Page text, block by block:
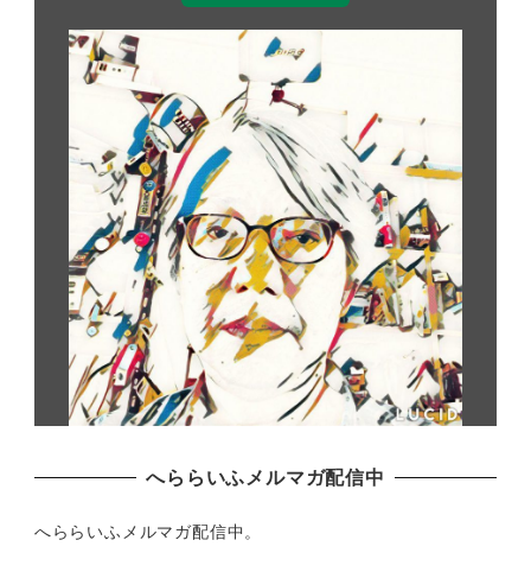
へららいふメルマガ配信中
へららいふメルマガ配信中。